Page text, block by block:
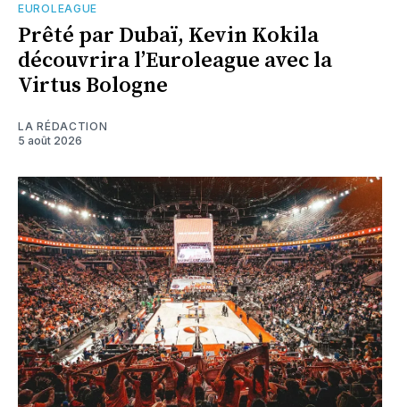
EUROLEAGUE
Prêté par Dubaï, Kevin Kokila
découvrira l’Euroleague avec la
Virtus Bologne
LA RÉDACTION
5 août 2026